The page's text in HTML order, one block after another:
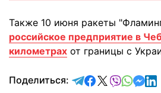
Также 10 июня ракеты
российское предприятие в
километрах от границы с
Поделиться: отправить в
поделиться в